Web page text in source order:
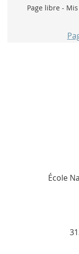
Type :
Page libre -
École